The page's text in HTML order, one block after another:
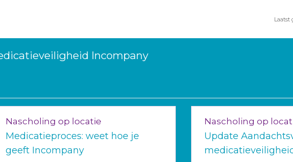
Laatst
Incompany
Nascholing op locatie
Medicatieproces: weet hoe je
geeft Incompany
Nascholing op
Update